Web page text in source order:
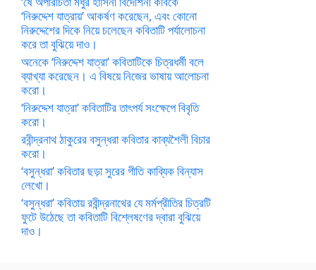
‘নিরুদ্দেশ যাত্রায়’ আকর্ষণ করেছেন, এবং কোনো
নিরুদ্দেশের দিকে নিয়ে চলেছেন কবিতাটি পর্যালোচনা
করে তা বুঝিয়ে দাও।
অনেকে ‘নিরুদ্দেশ যাত্রা’ কবিতাটিকে চিত্রধর্মী বলে
ব্যাখ্যা করেছেন। এ বিষয়ে নিজের ভাষায় আলোচনা
করো।
‘নিরুদ্দেশ যাত্রা’ কবিতাটির তাৎপর্য সংক্ষেপে বিবৃতি
করো।
রবীন্দ্রনাথ ঠাকুরের বসুন্ধরা কবিতার কাব্যশৈলী বিচার
করো।
‘বসুন্ধরা’ কবিতার ছড়া সুরের গীতি কাব্যিক বিন্যাস
লেখো।
‘বসুন্ধরা’ কবিতায় রবীন্দ্রনাথের যে মর্মপ্রীতির চিত্রটি
ফুটে উঠেছে তা কবিতাটি বিশ্লেষণের দ্বারা বুঝিয়ে
দাও।